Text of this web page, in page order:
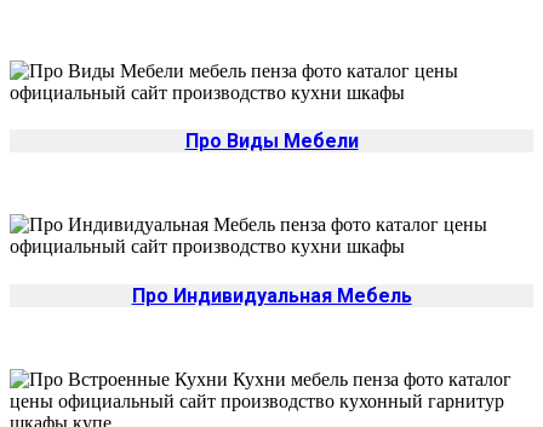
Про Виды Мебели
Про Индивидуальная Мебель